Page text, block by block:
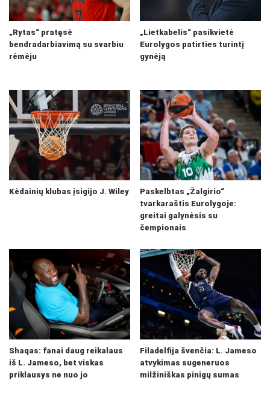
„Rytas“ pratęsė
bendradarbiavimą su svarbiu
rėmėju
„Lietkabelis“ pasikvietė
Eurolygos patirties turintį
gynėją
Kėdainių klubas įsigijo J. Wiley
Paskelbtas „Žalgirio“
tvarkaraštis Eurolygoje:
greitai galynėsis su
čempionais
Shaqas: fanai daug reikalaus
iš L. Jameso, bet viskas
priklausys ne nuo jo
Filadelfija švenčia: L. Jameso
atvykimas sugeneruos
milžiniškas pinigų sumas